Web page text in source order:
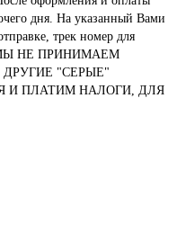
дня. На указанный Вами
трек номер для
МЫ НЕ ПРИНИМАЕМ
"СЕРЫЕ"
И ПЛАТИМ НАЛОГИ, ДЛЯ